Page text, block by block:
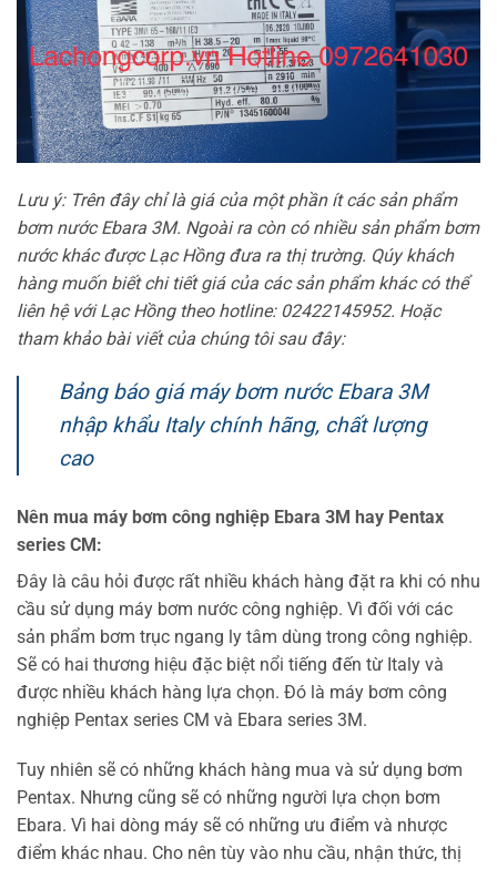
Lưu ý: Trên đây chỉ là giá của một phần ít các sản phẩm
bơm nước Ebara 3M. Ngoài ra còn có nhiều sản phẩm bơm
nước khác được Lạc Hồng đưa ra thị trường. Qúy khách
hàng muốn biết chi tiết giá của các sản phẩm khác có thể
liên hệ với Lạc Hồng theo hotline: 02422145952. Hoặc
tham khảo bài viết của chúng tôi sau đây:
Bảng báo giá máy bơm nước Ebara 3M
nhập khẩu Italy chính hãng, chất lượng
cao
Nên mua máy bơm công nghiệp Ebara 3M hay Pentax
series CM:
Đây là câu hỏi được rất nhiều khách hàng đặt ra khi có nhu
cầu sử dụng máy bơm nước công nghiệp. Vì đối với các
sản phẩm bơm trục ngang ly tâm dùng trong công nghiệp.
Sẽ có hai thương hiệu đặc biệt nổi tiếng đến từ Italy và
được nhiều khách hàng lựa chọn. Đó là máy bơm công
nghiệp Pentax series CM và Ebara series 3M.
Tuy nhiên sẽ có những khách hàng mua và sử dụng bơm
Pentax. Nhưng cũng sẽ có những người lựa chọn bơm
Ebara. Vì hai dòng máy sẽ có những ưu điểm và nhược
điểm khác nhau. Cho nên tùy vào nhu cầu, nhận thức, thị